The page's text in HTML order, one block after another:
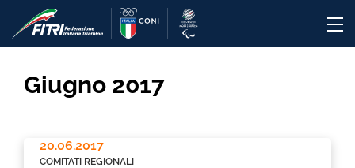
Giugno 2017
20.06.2017
COMITATI REGIONALI